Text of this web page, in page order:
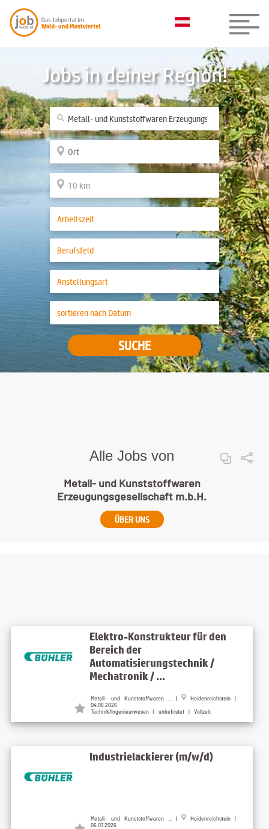
Jobs in deiner Region!
SUCHE
Alle Jobs von
Metall- und Kunststoffwaren
Erzeugungsgesellschaft m.b.H.
ÜBER UNS
Elektro-Konstrukteur für den
Bereich der
Automatisierungstechnik /
Mechatronik / ...
Metall- und Kunststoffwaren ... |
Heidenreichstein |
04.08.2026
Technik/Ingenieurwesen | unbefristet | Vollzeit
Industrielackierer (m/w/d)
Metall- und Kunststoffwaren ... |
Heidenreichstein |
06.07.2026